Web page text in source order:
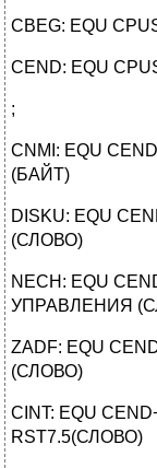
CBEG: EQU
CEND: EQU
;
CNMI: EQU
(БАЙТ)
DISKU: EQU
(СЛОВО)
NECH: EQU
УПРАВЛЕНИЯ
ZADF: EQU
(СЛОВО)
CINT: EQU
RST7.5(СЛОВО)